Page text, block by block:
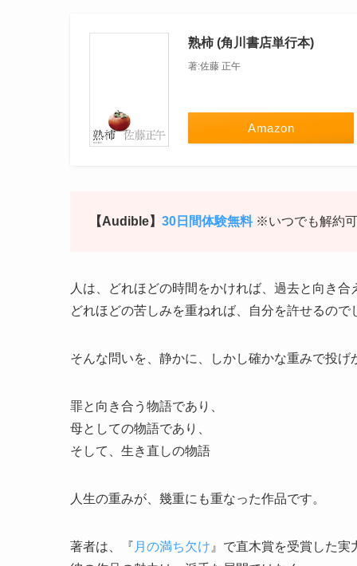
熟柿 (角川書店単行本)
著:佐藤 正午
Amazon
【Audible】 30日間体験無料 ※いつでも解約可
人は、どれほどの時間をかければ、過去と向き合
どれほどの苦しみを重ねれば、自分を許せるので
そんな問いを、静かに、しかし確かな重みで投げ
罪と向き合う物語であり、
母としての物語であり、
そして、生き直しの物語
人生の重みが、幾重にも重なった作品です。
著者は、『 月の満ち欠け 』で直木賞を受賞した実